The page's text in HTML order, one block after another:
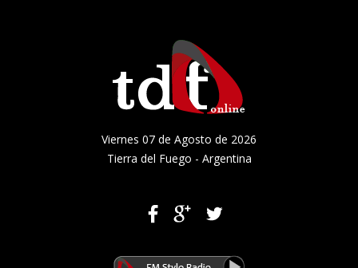
Viernes 07 de Agosto de 2026
Tierra del Fuego - Argentina